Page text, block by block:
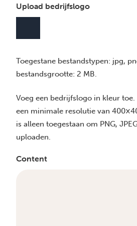
Upload bedrijfslogo
Toegestane bestandstypen: jpg,
bestandsgrootte: 2 MB.
Voeg een bedrijfslogo in kleur
een minimale resolutie van
is alleen toegestaan om PNG,
uploaden.
Content